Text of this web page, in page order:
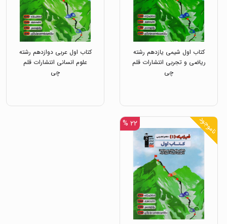
کتاب اول شیمی یازدهم رشته
ریاضی و تجربی انتشارات قلم
چی
کتاب اول عربی دوازدهم رشته
علوم انسانی انتشارات قلم
چی
ناموجود ۲۲ %